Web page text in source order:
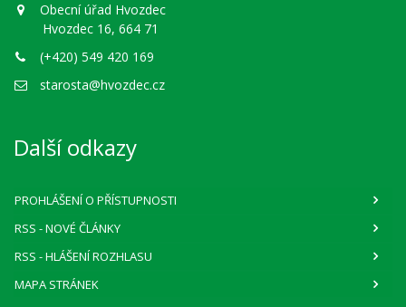
Obecní úřad Hvozdec
Hvozdec 16, 664 71
(+420) 549 420 169
starosta@hvozdec.cz
Další odkazy
PROHLÁŠENÍ O PŘÍSTUPNOSTI
RSS - NOVÉ ČLÁNKY
RSS - HLÁŠENÍ ROZHLASU
MAPA STRÁNEK